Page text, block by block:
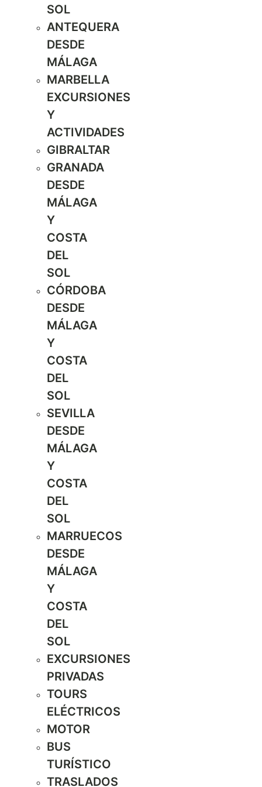
SOL
ANTEQUERA
DESDE
MÁLAGA
MARBELLA
EXCURSIONES
Y
ACTIVIDADES
GIBRALTAR
GRANADA
DESDE
MÁLAGA
Y
COSTA
DEL
SOL
CÓRDOBA
DESDE
MÁLAGA
Y
COSTA
DEL
SOL
SEVILLA
DESDE
MÁLAGA
Y
COSTA
DEL
SOL
MARRUECOS
DESDE
MÁLAGA
Y
COSTA
DEL
SOL
EXCURSIONES
PRIVADAS
TOURS
ELÉCTRICOS
MOTOR
BUS
TURÍSTICO
TRASLADOS